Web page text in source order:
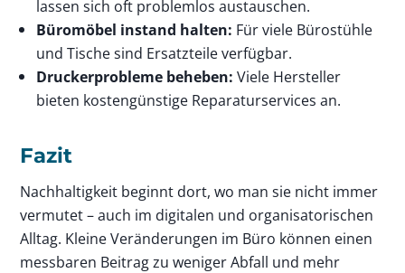
lassen sich oft problemlos austauschen.
Büromöbel instand halten: Für viele Bürostühle
und Tische sind Ersatzteile verfügbar.
Druckerprobleme beheben: Viele Hersteller
bieten kostengünstige Reparaturservices an.
Fazit
Nachhaltigkeit beginnt dort, wo man sie nicht immer
vermutet – auch im digitalen und organisatorischen
Alltag. Kleine Veränderungen im Büro können einen
messbaren Beitrag zu weniger Abfall und mehr